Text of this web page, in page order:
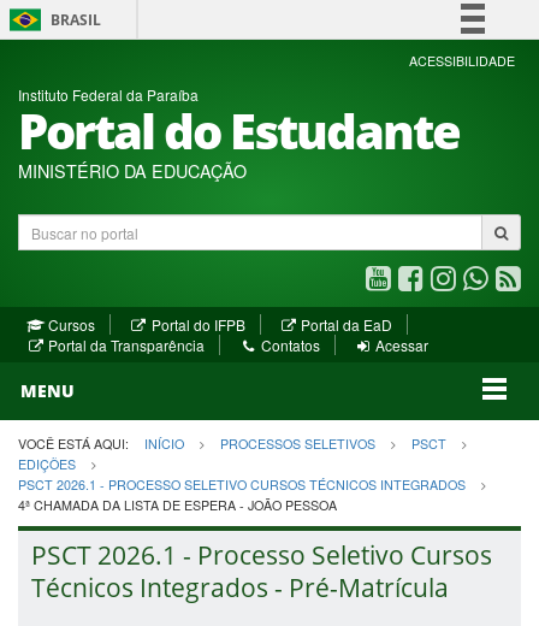
BRASIL
Simplifique!
Participe
ACESSIBILIDADE
Instituto Federal da Paraíba
Portal do Estudante
MINISTÉRIO DA EDUCAÇÃO
Buscar
no
Youtube
(abre
em
Facebook
(abre
Instagram
(abre
janela)
(abre
janela)
Cursos Portal do IFPB(abre
em
Portal da EaD
em
Portal da Transparência Contatos Acessar
MENU
VOCÊ ESTÁ AQUI: INÍCIO PROCESSOS SELETIVOS
PSCT
EDIÇÕES
PSCT 2026.1 - PROCESSO SELETIVO CURSOS TÉCNICOS INTEGRADOS
4ª CHAMADA DA LISTA DE ESPERA - JOÃO PESSOA
PSCT 2026.1 - Processo Seletivo Cursos
Técnicos Integrados - Pré-Matrícula